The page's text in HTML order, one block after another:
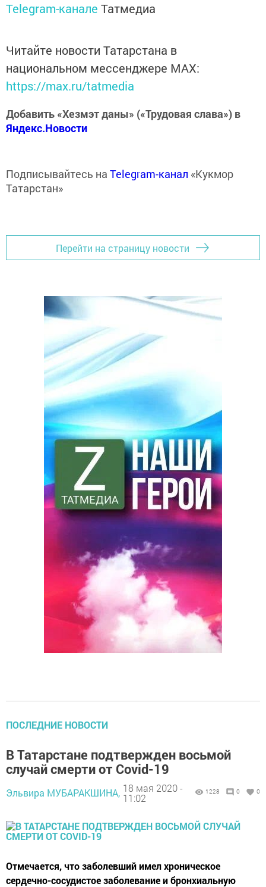
Telegram-канале Татмедиа
Читайте новости Татарстана в
национальном мессенджере MАХ:
https://max.ru/tatmedia
Добавить «Хезмэт даны» («Трудовая слава») в
Яндекс.Новости
Подписывайтесь на Telegram-канал «Кукмор
Татарстан»
Перейти на страницу новости
ПОСЛЕДНИЕ НОВОСТИ
В Татарстане подтвержден восьмой
случай смерти от Covid-19
Эльвира МУБАРАКШИНА, 18 мая 2020 -
11:02
1228 0 0
Отмечается, что заболевший имел хроническое
сердечно-сосудистое заболевание и бронхиальную